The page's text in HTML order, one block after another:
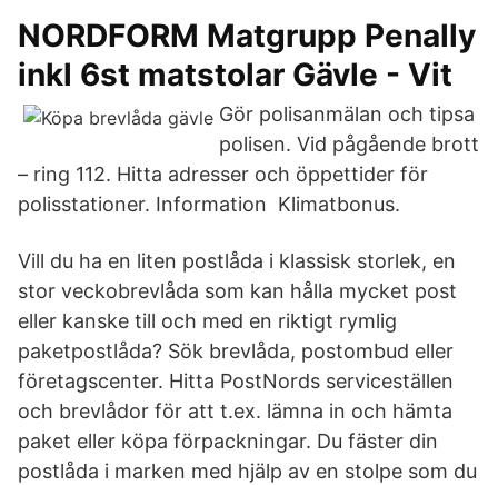
NORDFORM Matgrupp Penally
inkl 6st matstolar Gävle - Vit
Gör polisanmälan och tipsa
polisen. Vid pågående brott
– ring 112. Hitta adresser och öppettider för
polisstationer. Information Klimatbonus.
Vill du ha en liten postlåda i klassisk storlek, en
stor veckobrevlåda som kan hålla mycket post
eller kanske till och med en riktigt rymlig
paketpostlåda? Sök brevlåda, postombud eller
företagscenter. Hitta PostNords serviceställen
och brevlådor för att t.ex. lämna in och hämta
paket eller köpa förpackningar. Du fäster din
postlåda i marken med hjälp av en stolpe som du